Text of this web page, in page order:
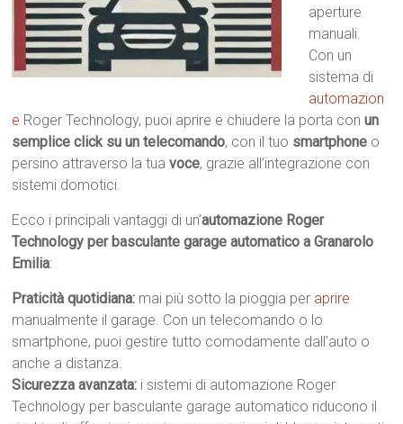
aperture
manuali.
Con un
sistema di
automazion
e Roger Technology, puoi aprire e chiudere la porta conun
semplice click su un telecomando, con il tuo smartphone o
persino attraverso la tuavoce, grazie all’integrazione con
sistemi domotici.
Ecco i principali vantaggi di un’automazione Roger
Technology per basculante garage automatico a Granarolo
Emilia:
Praticità quotidiana: mai più sotto la pioggia per aprire
manualmente il garage. Con un telecomando o lo
smartphone, puoi gestire tutto comodamente dall’auto o
anche a distanza.
Sicurezza avanzata: i sistemi di automazione Roger
Technology per basculante garage automatico riducono il